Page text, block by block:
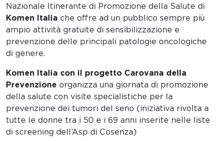
Nazionale Itinerante di Promozione della Salute di
Komen Italia che offre ad un pubblico sempre più
ampio attività gratuite di sensibilizzazione e
prevenzione delle principali patologie oncologiche
di genere.
Komen Italia con il progetto Carovana della
Prevenzione organizza una giornata di promozione
della salute con visite specialistiche per la
prevenzione dei tumori del seno (iniziativa rivolta a
tutte le donne tra i 50 e i 69 anni inserite nelle liste
di screening dell’Asp di Cosenza)